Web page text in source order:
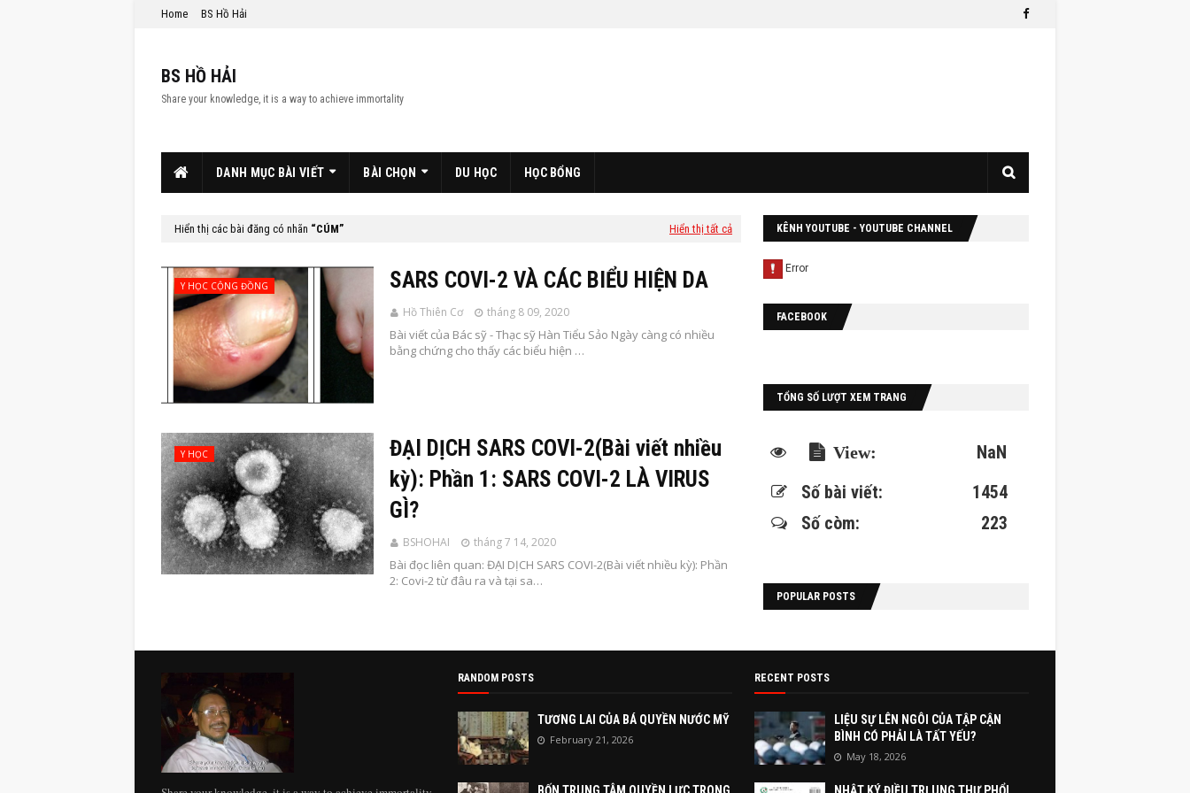
Home BS Hồ Hải
BS HỒ HẢI
Share your knowledge, it is a way to achieve immortality
DANH MỤC BÀI VIẾT BÀI CHỌN DU HỌC HỌC BỔNG
Hiển thị các bài đăng có nhãn CÚM Hiển thị tất cả
Y HỌC CỘNG ĐỒNG SARS COVI-2 VÀ CÁC BIỂU HIỆN DA
Hồ Thiên Cơ tháng 8 09, 2020
Bài viết của Bác sỹ - Thạc sỹ Hàn Tiểu Sảo Ngày càng có nhiều
bằng chứng cho thấy các biểu hiện …
Y HỌC
ĐẠI DỊCH SARS COVI-2(Bài viết nhiều
kỳ): Phần 1: SARS COVI-2 LÀ VIRUS
GÌ?
BSHOHAI tháng 7 14, 2020
Bài đọc liên quan: ĐẠI DỊCH SARS COVI-2(Bài viết nhiều kỳ): Phần
2: Covi-2 từ đâu ra và tại sa…
KÊNH YOUTUBE - YOUTUBE CHANNEL
FACEBOOK
TỔNG SỐ LƯỢT XEM TRANG
NaN
Số bài viết:
1454
Số còm:
223
POPULAR POSTS
RANDOM POSTS
TƯƠNG LAI CỦA BÁ QUYỀN NƯỚC MỸ
February 21, 2026
RECENT POSTS
LIỆU SỰ LÊN NGÔI CỦA TẬP CẬN
BÌNH CÓ PHẢI LÀ TẤT YẾU?
May 18, 2026